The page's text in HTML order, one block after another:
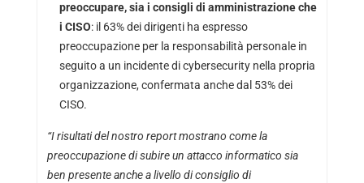
preoccupare, sia i consigli di amministrazione che
i CISO: il 63% dei dirigenti ha espresso
preoccupazione per la responsabilità personale in
seguito a un incidente di cybersecurity nella propria
organizzazione, confermata anche dal 53% dei
CISO.
“I risultati del nostro report mostrano come la
preoccupazione di subire un attacco informatico sia
ben presente anche a livello di consiglio di